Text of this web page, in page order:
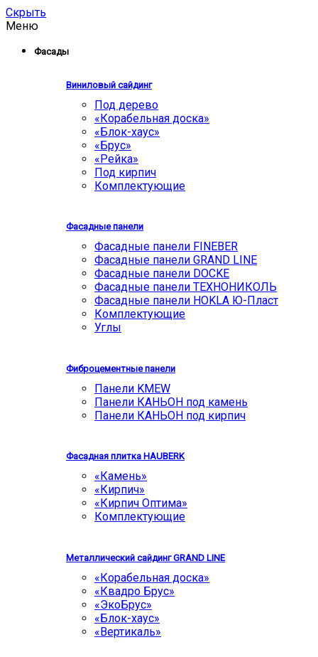
Скрыть
Меню
Фасады
Виниловый сайдинг
Под дерево
«Корабельная доска»
«Блок-хаус»
«Брус»
«Рейка»
Под кирпич
Комплектующие
Фасадные панели
Фасадные панели FINEBER
Фасадные панели GRAND LINE
Фасадные панели DOCKE
Фасадные панели ТЕХНОНИКОЛЬ
Фасадные панели HOKLA Ю-Пласт
Комплектующие
Углы
Фиброцементные панели
Панели KMEW
Панели КАНЬОН под камень
Панели КАНЬОН под кирпич
Фасадная плитка HAUBERK
«Камень»
«Кирпич»
«Кирпич Оптима»
Комплектующие
Металлический сайдинг GRAND LINE
«Корабельная доска»
«Квадро Брус»
«ЭкоБрус»
«Блок-хаус»
«Вертикаль»